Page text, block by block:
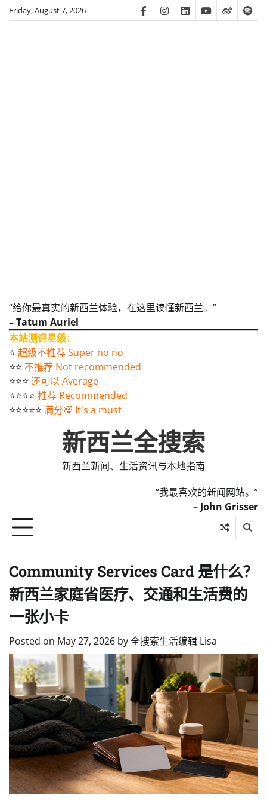
SkipFriday, August 7, 2026 FacebookInstagram
LinkedinYoutube
Weibo
“给你最真实的新西兰体验，在这里读懂新西兰。”
– Tatum Auriel
本站测评星级：
⭐️ 超级不推荐 Super no no
⭐️⭐️ 不推荐 Not recommended
⭐️⭐️⭐️ 还可以 Average
⭐️⭐️⭐️⭐️ 推荐 Recommended
⭐️⭐️⭐️⭐️⭐️ 满分💯 It's a must
新西兰全搜索
新西兰新闻、生活资讯与本地指南
“我最喜欢的新闻网站。”
– John Grisser
Community Services Card 是什么？
新西兰家庭省医疗、交通和生活费的
一张小卡
Posted on May 27, 2026 by全搜索生活编辑 Lisa